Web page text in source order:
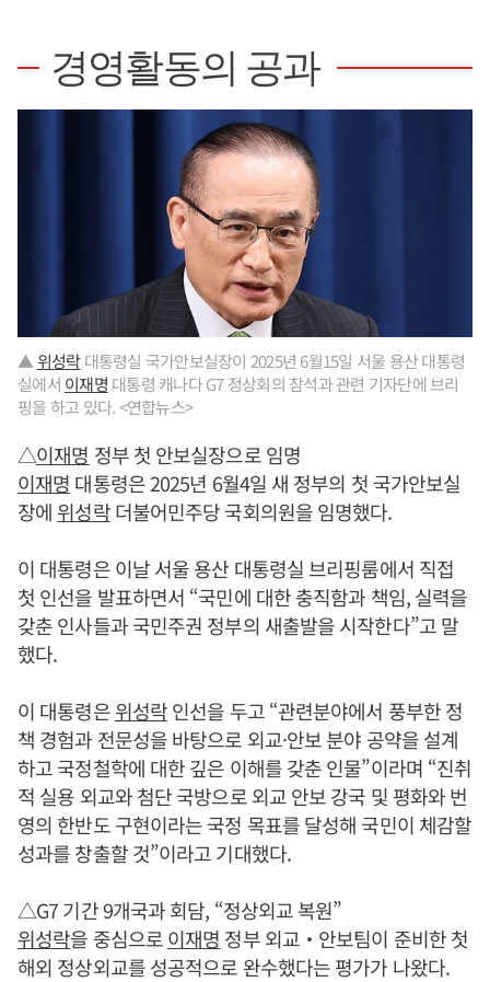
경영활동의 공과
▲위성락대통령실 국가안보실장이 2025년 6월15일 서울 용산 대통령
실에서 이재명 대통령 캐나다 G7 정상회의 참석과 관련 기자단에 브리
핑을 하고 있다. <연합뉴스>
△이재명 정부 첫 안보실장으로 임명
이재명 대통령은 2025년 6월4일 새 정부의 첫 국가안보실
장에 위성락더불어민주당 국회의원을 임명했다.
이 대통령은 이날 서울 용산 대통령실 브리핑룸에서 직접
첫 인선을 발표하면서 “국민에 대한 충직함과 책임, 실력을
갖춘 인사들과 국민주권 정부의 새출발을 시작한다”고 말
했다.
이 대통령은위성락인선을 두고 “관련분야에서 풍부한 정
책 경험과 전문성을 바탕으로 외교·안보 분야 공약을 설계
하고 국정철학에 대한 깊은 이해를 갖춘 인물”이라며 “진취
적 실용 외교와 첨단 국방으로 외교 안보 강국 및 평화와 번
영의 한반도 구현이라는 국정 목표를 달성해 국민이 체감할
성과를 창출할 것”이라고 기대했다.
△G7 기간 9개국과 회담, “정상외교 복원”
위성락을 중심으로이재명 정부 외교‧안보팀이 준비한 첫
해외 정상외교를 성공적으로 완수했다는 평가가 나왔다.